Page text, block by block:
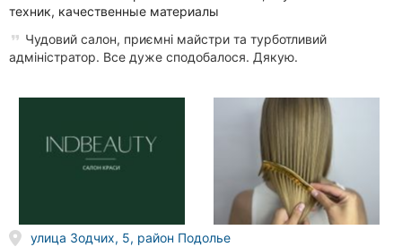
техник, качественные материалы
Чудовий салон, приємні майстри та турботливий
адміністратор. Все дуже сподобалося. Дякую.
улица Зодчих, 5, район Подолье